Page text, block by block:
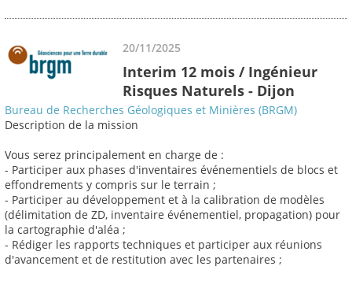
20/11/2025
Interim 12 mois / Ingénieur
Risques Naturels - Dijon
Bureau de Recherches Géologiques et Minières (BRGM)
Description de la mission
Vous serez principalement en charge de :
- Participer aux phases d'inventaires événementiels de blocs et
effondrements y compris sur le terrain ;
- Participer au développement et à la calibration de modèles
(délimitation de ZD, inventaire événementiel, propagation) pour
la cartographie d'aléa ;
- Rédiger les rapports techniques et participer aux réunions
d'avancement et de restitution avec les partenaires ;